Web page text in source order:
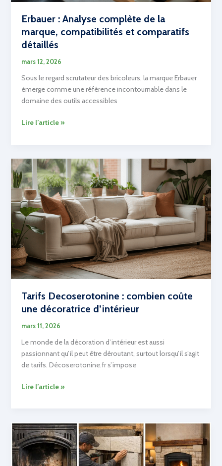
sa
mise
œuvre
Erbauer : Analyse complète de la
marque, compatibilités et comparatifs
détaillés
mars 12, 2026
Sous le regard scrutateur des bricoleurs, la marque Erbauer
émerge comme une référence incontournable dans le
domaine des outils accessibles
Erbauer
de
la
marque,
compatibilités
et
comparatifs
détaillés
Lire l’article »
Tarifs Decoserotonine : combien coûte
une décoratrice d’intérieur
mars 11, 2026
Le monde de la décoration d’intérieur est aussi
passionnant qu’il peut être déroutant, surtout lorsqu’il s’agit
de tarifs. Décoserotonine.fr s’impose
Tarifs
coûte
une
décoratrice
Lire l’article »